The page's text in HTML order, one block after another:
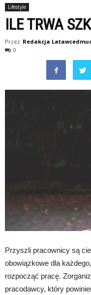
Lifestyle
ILE TRWA
Przez Redakcja
0
Przyszli pracownicy są
obowiązkowe dla
rozpocząć pracę.
pracodawcy, który